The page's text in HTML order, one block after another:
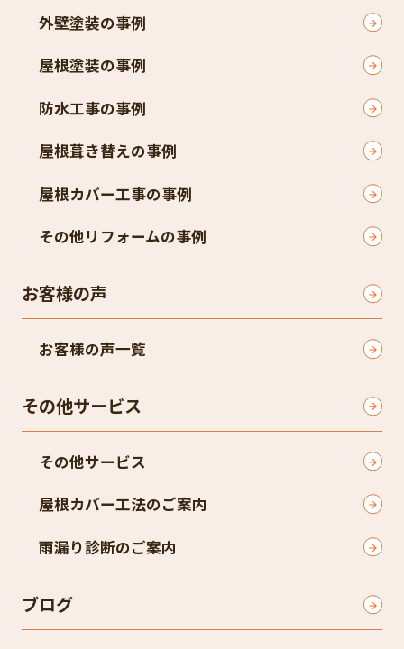
外壁塗装の事例
屋根塗装の事例
防水工事の事例
屋根葺き替えの事例
屋根カバー工事の事例
その他リフォームの事例
お客様の声
お客様の声一覧
その他サービス
その他サービス
屋根カバー工法のご案内
雨漏り診断のご案内
ブログ